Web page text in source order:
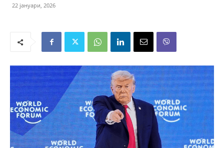
22 јануари, 2026